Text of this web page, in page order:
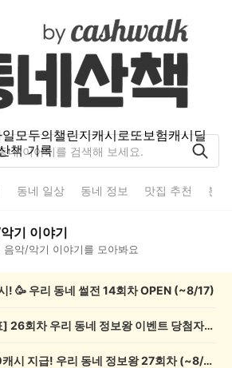
모두의챌린지캐시로또보험캐시딜
책 기록
동네 일상 동네 정보 맛집 추천 분
기 이야기
음악/악기 이야기를 모아봐요
! 🥳 우리 동네 썰전 14회차 OPEN (~8/17)
💰[당첨자 발표] 26회차 우리 동네 정보왕 이벤트 당첨자를 발표합니다!
💸 전원 2,000캐시 지급! 우리 동네 정보왕 27회차 (~8/10)